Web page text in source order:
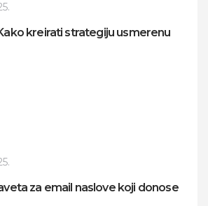
kreirati strategiju usmerenu
za email naslove koji donose